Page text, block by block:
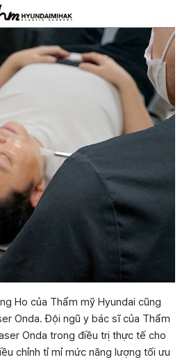
Ho của Thẩm mỹ Hyundai cũng
Onda. Đội ngũ y bác sĩ của Thẩm
Onda trong điều trị thực tế cho
chỉnh tỉ mỉ mức năng lượng tối ưu